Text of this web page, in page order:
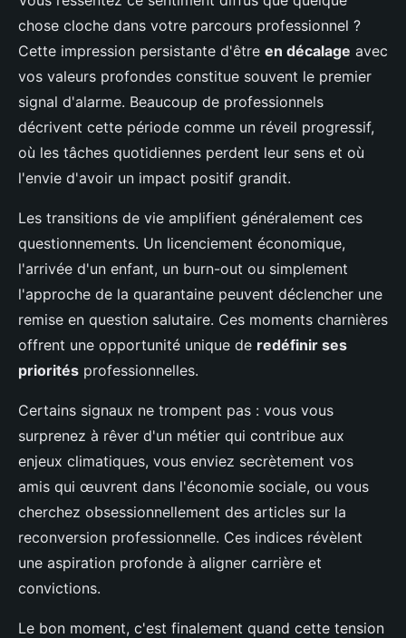
chose cloche dans votre parcours professionnel ?
Cette impression persistante d'être en décalage avec
vos valeurs profondes constitue souvent le premier
signal d'alarme. Beaucoup de professionnels
décrivent cette période comme un réveil progressif,
où les tâches quotidiennes perdent leur sens et où
l'envie d'avoir un impact positif grandit.
Les transitions de vie amplifient généralement ces
questionnements. Un licenciement économique,
l'arrivée d'un enfant, un burn-out ou simplement
l'approche de la quarantaine peuvent déclencher une
remise en question salutaire. Ces moments charnières
offrent une opportunité unique de redéfinir ses
priorités professionnelles.
Certains signaux ne trompent pas : vous vous
surprenez à rêver d'un métier qui contribue aux
enjeux climatiques, vous enviez secrètement vos
amis qui œuvrent dans l'économie sociale, ou vous
cherchez obsessionnellement des articles sur la
reconversion professionnelle. Ces indices révèlent
une aspiration profonde à aligner carrière et
convictions.
Le bon moment, c'est finalement quand cette tension